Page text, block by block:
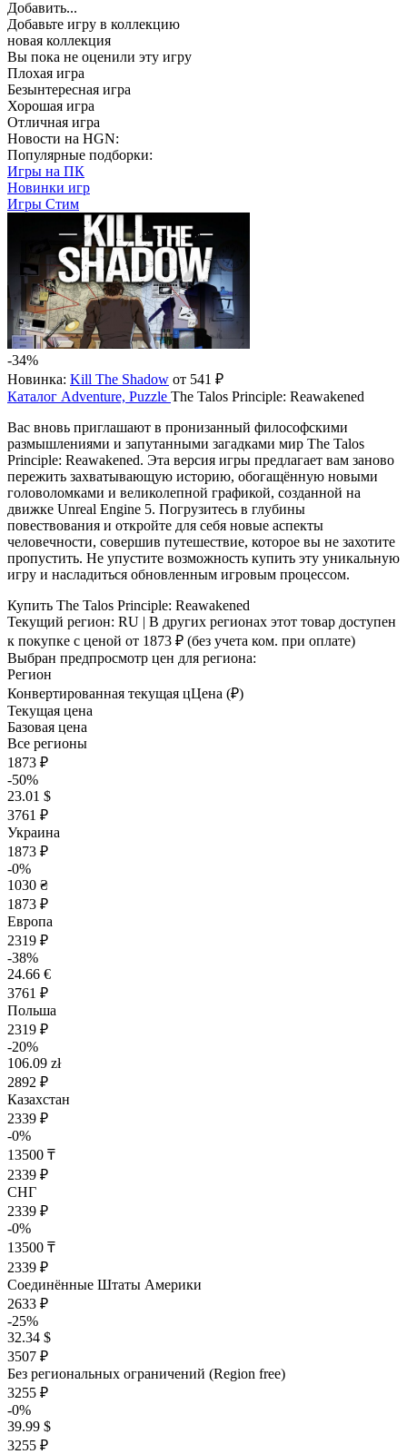
Добавить...
Добавьте игру в коллекцию
новая коллекция
Вы пока не оценили эту игру
Плохая игра
Безынтересная игра
Хорошая игра
Отличная игра
Новости на HGN:
Популярные подборки:
Игры на ПК
Новинки игр
Игры Стим
-34%
Новинка: Kill The Shadow от 541 ₽
Каталог Adventure, Puzzle The Talos Principle: Reawakened
Вас вновь приглашают в пронизанный философскими
размышлениями и запутанными загадками мир The Talos
Principle: Reawakened. Эта версия игры предлагает вам заново
пережить захватывающую историю, обогащённую новыми
головоломками и великолепной графикой, созданной на
движке Unreal Engine 5. Погрузитесь в глубины
повествования и откройте для себя новые аспекты
человечности, совершив путешествие, которое вы не захотите
пропустить. Не упустите возможность купить эту уникальную
игру и насладиться обновленным игровым процессом.
Купить The Talos Principle: Reawakened
Текущий регион: RU | В других регионах этот товар доступен
к покупке с ценой от 1873 ₽ (без учета ком. при оплате)
Выбран предпросмотр цен для региона:
Регион
Конвертированная текущая цЦена (₽)
Текущая цена
Базовая цена
Все регионы
1873 ₽
-50%
23.01 $
3761 ₽
Украина
1873 ₽
-0%
1030 ₴
1873 ₽
Европа
2319 ₽
-38%
24.66 €
3761 ₽
Польша
2319 ₽
-20%
106.09 zł
2892 ₽
Казахстан
2339 ₽
-0%
13500 ₸
2339 ₽
СНГ
2339 ₽
-0%
13500 ₸
2339 ₽
Соединённые Штаты Америки
2633 ₽
-25%
32.34 $
3507 ₽
Без региональных ограничений (Region free)
3255 ₽
-0%
39.99 $
3255 ₽